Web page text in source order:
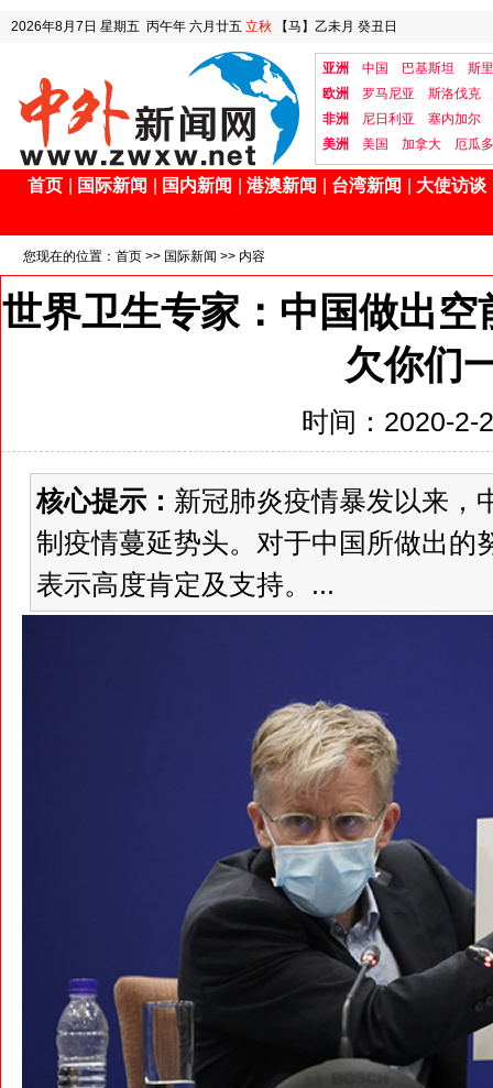
2026年8月7日 星期五 丙午年 六月廿五 立秋 【马】乙未月 癸丑日
亚洲 中国 巴基斯坦
斯
欧洲
罗马尼亚
斯洛伐克
非洲
尼日利亚
塞内加尔
美洲
美国 加拿大 厄瓜
首页 国际新闻 国内新闻 港澳新闻 台湾新闻 大使访谈
您现在的位置： 首页 >> 国际新闻 >> 内容
世界卫生专家：中国做出
欠你们
时间：2020-2-
核心提示： 新冠肺炎疫情暴发以来，
制疫情蔓延势头。对于中国所做出的
表示高度肯定及支持。...